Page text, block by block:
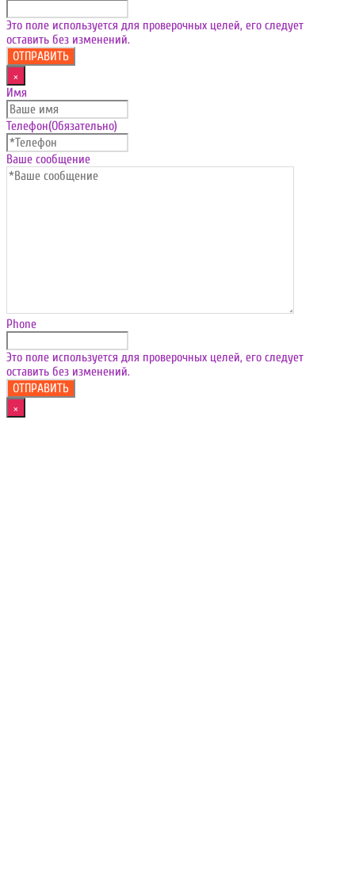
Это поле используется для проверочных целей, его следует
оставить без изменений.
×
Имя
Телефон(Обязательно)
Ваше сообщение
Phone
Это поле используется для проверочных целей, его следует
оставить без изменений.
×